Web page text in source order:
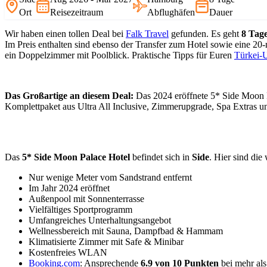
Ort
Reisezeitraum
Abflughäfen
Dauer
Wir haben einen tollen Deal bei Falk Travel gefunden. Es geht 8
Im Preis enthalten sind ebenso der Transfer zum Hotel sowie eine
ein Doppelzimmer mit Poolblick. Praktische Tipps für Euren Türkei-
Das Großartige an diesem Deal: Das 2024 eröffnete 5* Side Moon
Komplettpaket aus Ultra All Inclusive, Zimmerupgrade, Spa Extras
Das 5* Side Moon Palace Hotel befindet sich in Side. Hier sind die
Nur wenige Meter vom Sandstrand entfernt
Im Jahr 2024 eröffnet
Außenpool mit Sonnenterrasse
Vielfältiges Sportprogramm
Umfangreiches Unterhaltungsangebot
Wellnessbereich mit Sauna, Dampfbad & Hammam
Klimatisierte Zimmer mit Safe & Minibar
Kostenfreies WLAN
Booking.com: Ansprechende 6.9 von 10 Punkten bei mehr